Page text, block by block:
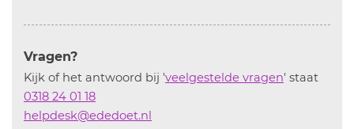
Vragen?
Kijk of het antwoord bij 'veelgestelde vragen' staat
0318 24 01 18
helpdesk@ededoet.nl